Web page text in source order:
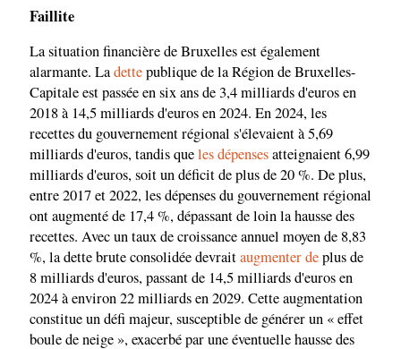
Faillite
La situation financière de Bruxelles est également
alarmante. Ladettepublique de la Région de Bruxelles-
Capitale est passée en six ans de 3,4 milliards d'euros en
2018 à 14,5 milliards d'euros en 2024. En 2024, les
recettes du gouvernement régional s'élevaient à 5,69
milliards d'euros, tandis queles dépensesatteignaient 6,99
milliards d'euros, soit un déficit de plus de 20 %. De plus,
entre 2017 et 2022, les dépenses du gouvernement régional
ont augmenté de 17,4 %, dépassant de loin la hausse des
recettes. Avec un taux de croissance annuel moyen de 8,83
%, la dette brute consolidée devraitaugmenter deplus de
8 milliards d'euros, passant de 14,5 milliards d'euros en
2024 à environ 22 milliards en 2029. Cette augmentation
constitue un défi majeur, susceptible de générer un « effet
boule de neige », exacerbé par une éventuelle hausse des